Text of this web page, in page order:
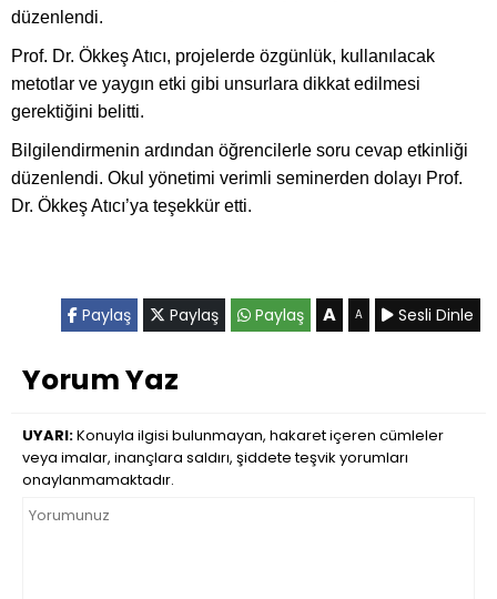
düzenlendi.
Prof. Dr. Ökkeş Atıcı, projelerde özgünlük, kullanılacak
metotlar ve yaygın etki gibi unsurlara dikkat edilmesi
gerektiğini belitti.
Bilgilendirmenin ardından öğrencilerle soru cevap etkinliği
düzenlendi. Okul yönetimi verimli seminerden dolayı Prof.
Dr. Ökkeş Atıcı’ya teşekkür etti.
Paylaş Paylaş Paylaş A A Sesli Dinle
Yorum Yaz
UYARI:Konuyla ilgisi bulunmayan, hakaret içeren cümleler
veya imalar, inançlara saldırı, şiddete teşvik yorumları
onaylanmamaktadır.